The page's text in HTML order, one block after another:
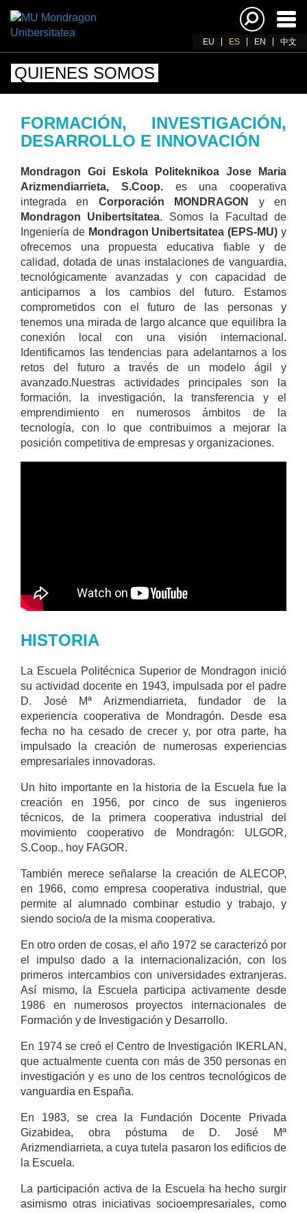
EU ES EN 中文
QUIENES SOMOS
FORMACIÓN, INVESTIGACIÓN,
DESARROLLO E INNOVACIÓN
Mondragon Goi Eskola Politeknikoa Jose Maria
Arizmendiarrieta, S.Coop.es una cooperativa
integrada en Corporación MONDRAGON
y en
Mondragon Unibertsitatea. Somos la Facultad de
Ingeniería deMondragon Unibertsitatea (EPS-MU) y
ofrecemos una propuesta educativa fiable y de
calidad, dotada de unas instalaciones de vanguardia,
tecnológicamente avanzadas y con capacidad de
anticiparnos a los cambios del futuro. Estamos
comprometidos con el futuro de las personas y
tenemos una mirada de largo alcance que equilibra la
conexión local con una visión internacional.
Identificamos las tendencias para adelantarnos a los
retos del futuro a través de un modelo ágil y
avanzado.Nuestras actividades principales son la
formación, la investigación, la transferencia y el
emprendimiento en numerosos ámbitos de la
tecnología, con lo que contribuimos a mejorar la
posición competitiva de empresas y organizaciones.
HISTORIA
La Escuela Politécnica Superior de Mondragon inició
su actividad docente en 1943, impulsada por el padre
D. José Mª Arizmendiarrieta, fundador de la
experiencia cooperativa de Mondragón. Desde esa
fecha no ha cesado de crecer y, por otra parte, ha
impulsado la creación de numerosas experiencias
empresariales innovadoras.
Un hito importante en la historia de la Escuela fue la
creación en 1956, por cinco de sus ingenieros
técnicos, de la primera cooperativa industrial del
movimiento cooperativo de Mondragón: ULGOR,
S.Coop., hoy FAGOR.
También merece señalarse la creación de ALECOP,
en 1966, como empresa cooperativa industrial, que
permite al alumnado combinar estudio y trabajo, y
siendo socio/a de la misma cooperativa.
En otro orden de cosas, el año 1972 se caracterizó por
el impulso dado a la internacionalización, con los
primeros intercambios con universidades extranjeras.
Así mismo, la Escuela participa activamente desde
1986 en numerosos proyectos internacionales de
Formación y de Investigación y Desarrollo.
En 1974 se creó el Centro de Investigación IKERLAN,
que actualmente cuenta con más de 350 personas en
investigación y es uno de los centros tecnológicos de
vanguardia en España.
En 1983, se crea la Fundación Docente Privada
Gizabidea, obra póstuma de D. José Mª
Arizmendiarrieta, a cuya tutela pasaron los edificios de
la Escuela.
La participación activa de la Escuela ha hecho surgir
asimismo otras iniciativas socioempresariales, como